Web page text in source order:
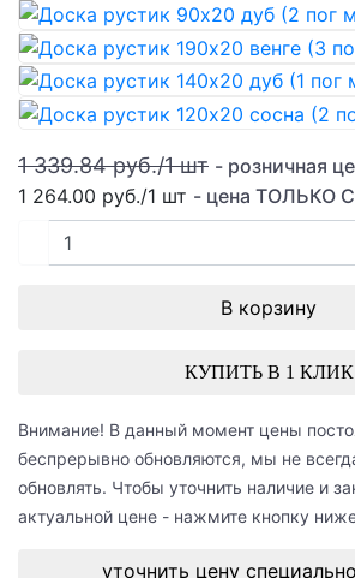
1 339.84 руб./1шт - розничная
1 264.00 руб./1 шт - цена ТОЛЬКО
В корзину
КУПИТЬ В 1 КЛИК
Внимание! В данный момент цены
беспрерывно обновляются, мы не
обновлять. Чтобы уточнить наличие и
актуальной цене - нажмите кнопку
уточнить цену